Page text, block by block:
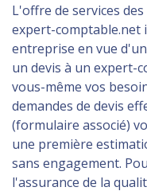
L'offre de services
expert-comptable.net
entreprise en vue
un devis à un expert-
vous-même vos
demandes de devis
(formulaire associé)
une première
sans engagement.
l'assurance de la